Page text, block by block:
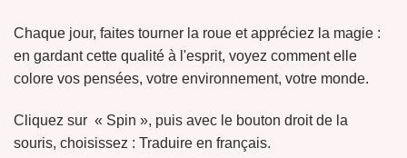
Chaque jour, faites tourner la roue et appréciez la magie :
en gardant cette qualité à l'esprit, voyez comment elle
colore vos pensées, votre environnement, votre monde.
Cliquez sur « Spin », puis avec le bouton droit de la
souris, choisissez : Traduire en français.